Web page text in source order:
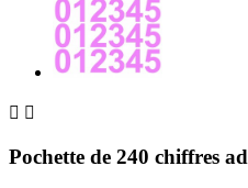
 
Pochette de 240 chiffres